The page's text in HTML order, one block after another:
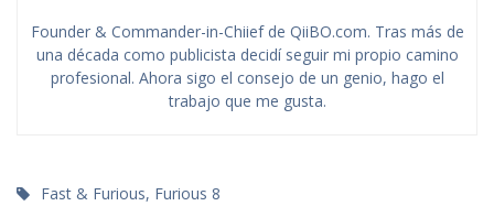
Founder & Commander-in-Chiief de QiiBO.com. Tras más de
una década como publicista decidí seguir mi propio camino
profesional. Ahora sigo el consejo de un genio, hago el
trabajo que me gusta.
Fast & Furious, Furious 8